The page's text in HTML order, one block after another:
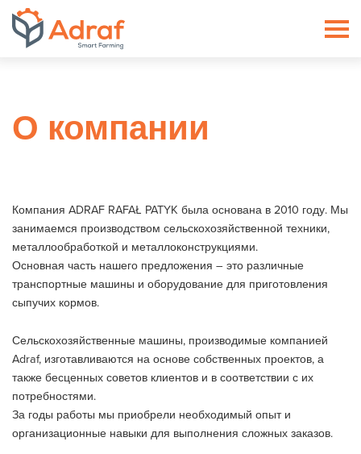
О компании
Компания ADRAF RAFAŁ PATYK была основана в 2010 году. Мы
занимаемся производством сельскохозяйственной техники,
металлообработкой и металлоконструкциями.
Основная часть нашего предложения – это различные
транспортные машины и оборудование для приготовления
сыпучих кормов.
Сельскохозяйственные машины, производимые компанией
Adraf, изготавливаются на основе собственных проектов, а
также бесценных советов клиентов и в соответствии с их
потребностями.
За годы работы мы приобрели необходимый опыт и
организационные навыки для выполнения сложных заказов.
ADRAF // Producent maszyn